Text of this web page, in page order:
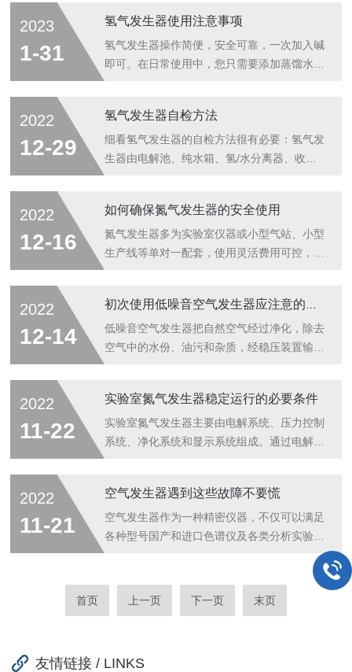
每工作1000小时，需要更换活性炭一次（活
性碳为20-40目，铅笔芯式）；2、空气发生
器工作过程中压缩机不启动，热保护继电器启
期视室内粉尘情况而定，可用超声波清洗）以
保持进气通畅,否则易引起压缩机工作负载增
大并发热,温度过高时会发生过热保护...
2023
1-31
氢气发生器使用注意事项
氢气发生器操作简便，安全可靠，一次加入碱
即可。在日常使用中，您只需要添加蒸馏水并
电解效率，保持槽体恒定。温度大大提高了电
解池的使用寿命;输出流量稳定，自动跟踪，
纯度不衰减，可连续使用。那么氢气发生器在
大家有所帮助。1.开始之前的准备工作，添加
氢氧化钾电解质(称量KOH100g溶于1L高纯水
中)，充分搅拌使其溶解，直到电...
2022
12-29
氢气发生器自检方法
细看氢气发生器的自检方法很有必要：氢气发
生器由电解池、纯水箱、氢/水分离器、收集
化程度高，产氢纯度高，输出流量大，型号、
规格齐全。广泛应用于化工、环保、石油、造
纸、电力、食品、制药、科研等领域。详细的
上升，检查仪器面板上电解指示(绿灯)发亮，
流量指示(指针表)应指示在1000左右，在5分
钟内压力指示(压力表)应达到0....
2022
12-16
如何确保氮气发生器的安全使用
氮气发生器多为实验室仪器或小型气站、小型
生产线等单对一配套，使用灵活费用可控，对
吹仪、原子吸收、手套箱、液质联用等多种设
备。在氮气发生器的使用过程中，首先要弄懂
其基本原理，并掌握相关方面的知识和技能，
证其安全使用。除了在氮气发生器设计上加以
确保，使电机与泵轴尽量远离和密封件选用有
色金属，以防发作火花外，在操作上要严厉
2022
12-14
低噪音空气发生器把自然空气经过净化，除去
空气中的水份、油污和杂质，经稳压装置输出
一般是由空气泵或压缩机、稳压系统、压力控
制系统、净化系统和显示系统组成。1、为了
确保气体纯度，空气发生器每工作1000小
压缩机不启动，热保护继电器启动，说明压缩
机温度过高，待冷却后即可自动恢复正常；
3、进气口过滤器需定期清洗（周期视室内
2022
11-22
实验室氮气发生器稳定运行的必要条件
实验室氮气发生器主要由电解系统、压力控制
系统、净化系统和显示系统组成。通过电解水
度高的优点。氮气发生器采用了高灵敏度，模
糊自动跟踪控制系统，即用即产，用气产气，
不用气不产气，实现了自动恒压、恒流，使压
力稳定精度范围小于0.001Mpa，保证仪器输
出氮气纯度高，压力稳定、安全、持续。如何
保证实验室氮气发生器的正常运行呢？注意以
2022
11-21
空气发生器遇到这些故障不要慌
空气发生器作为一种精密仪器，不仅可以满足
各种型号国产和进口色谱仪及各类分析实验室
的使用，而且也可以做为高纯氮气发生器的空
气源。可以利用现有的压缩空气源，通过高温
催解裂化，连续产生洁净、干燥、无烃类化合
洗(响主要是因内部有杂质)，若清洗完还不
首页 上一页 下一页 末页
友情链接 / LINKS